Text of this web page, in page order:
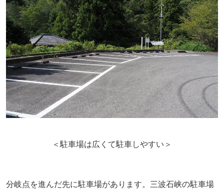
＜駐車場は広くて駐車しやすい＞
分岐点を進んだ先に駐車場があります。三波石峡の駐車場